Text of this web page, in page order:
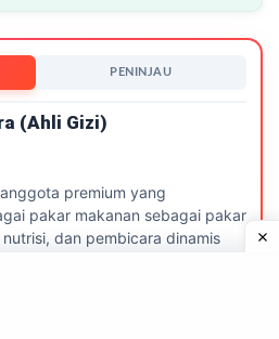
PENINJAU
(ahli Gizi)
premium yang
pakar makanan sebagai pakar
dan pembicara dinamis